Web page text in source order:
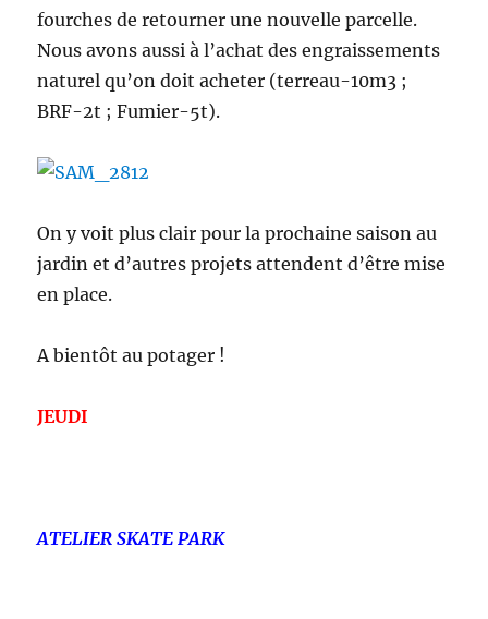
fourches de retourner une nouvelle parcelle.
Nous avons aussi à l’achat des engraissements
naturel qu’on doit acheter (terreau-10m3 ;
BRF-2t ; Fumier-5t).
On y voit plus clair pour la prochaine saison au
jardin et d’autres projets attendent d’être mise
en place.
A bientôt au potager !
JEUDI
ATELIER SKATE PARK